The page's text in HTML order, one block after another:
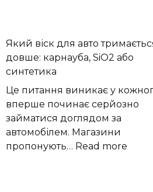
вазу
для
форма
и
размер
Який віск для авто
довше: карнауба, SiO2 або
синтетика
Це питання виникає у
вперше починає серйозно
займатися доглядом за
автомобілем. Магазини
пропонують… Read more